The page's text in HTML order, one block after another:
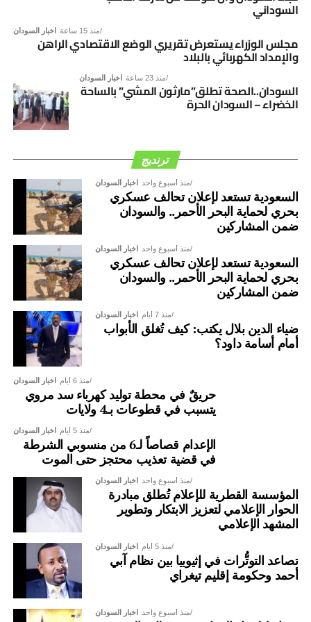
السوداني
اخبار السودان منذ 15 ساعة
مجلس الوزراء يستعرض تقريري الوضع الاقتصادي الراهن
والإمداد الكهربائي بالبلاد
اخبار السودان منذ 23 ساعة
السودان..الصحة تطلق”مارثون المشي” بالساحة
الخضراء – السودان الحرة
ترنديج
اخبار السودان منذ أسبوع واحد
السعودية تستعد لإعلان تحالف عسكري
بحري لحماية البحر الأحمر.. والسودان
ضمن المشاركين
اخبار السودان منذ أسبوع واحد
السعودية تستعد لإعلان تحالف عسكري
بحري لحماية البحر الأحمر.. والسودان
ضمن المشاركين
اخبار السودان منذ 7 أيام
ضياء الدين بلال يكتب: كيف تُغلق الأبواب
أمام أسامة داود؟
اخبار السودان منذ 6 أيام
حريقٌ في محطة توليد كهرباء سد مروي
يتسبب في قطوعات بـ4 ولايات
اخبار السودان منذ 5 أيام
الإعدام قصاصاً لـ6 من منسوبي الشرطة
في قضية تعذيب محتجز حتى الموت
اخبار السودان منذ أسبوع واحد
المؤسسة القطرية للإعلام تُطلق مبادرة
الحوار الإعلامي لتعزيز الابتكار وتطوير
المشهد الإعلامي
اخبار السودان منذ 5 أيام
تصاعد التوتُّرات في إثيوبيا بين نظام آبي
أحمد وحكومة إقليم تيغراي
اخبار السودان منذ أسبوع واحد